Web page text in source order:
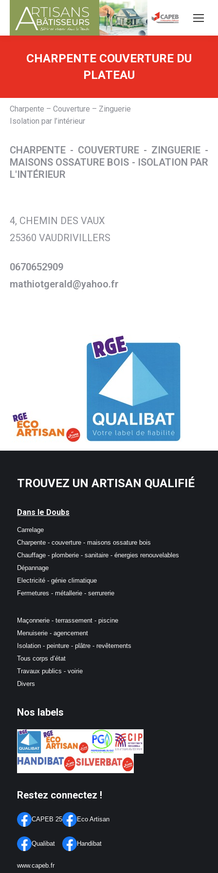
CHARPENTE COUVERTURE DU
PLATEAU
Charpente – Couverture – Zinguerie
Isolation par l’intérieur
CHARPENTE - COUVERTURE - ZINGUERIE -
MAISONS OSSATURE BOIS - ISOLATION PAR
L'INTÉRIEUR
4, CHEMIN DES VAUX
25360 VAUDRIVILLERS
0670652909
mathiotgerald@yahoo.fr
TROUVEZ UN ARTISAN QUALIFIÉ
Dans le Doubs
Carrelage
Charpente - couverture - maisons ossature bois
Chauffage - plomberie - sanitaire - énergies renouvelables
Dépannage
Electricité - génie climatique
Fermetures - métallerie - serrurerie
Maçonnerie - terrassement - piscine
Menuiserie - agencement
Isolation - peinture - plâtre - revêtements
Tous corps d’état
Travaux publics - voirie
Divers
Nos labels
Restez connectez !
CAPEB 25
Qualibat
Eco Artisan
Handibat
www.capeb.fr